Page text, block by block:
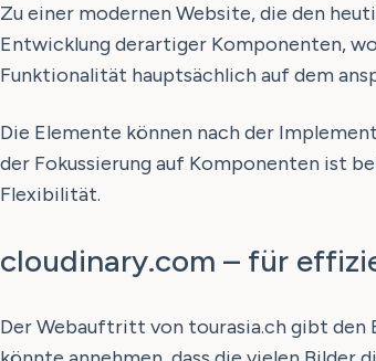
Zu einer modernen Website, die den
Entwicklung derartiger Komponenten,
Funktionalität hauptsächlich auf dem
Die Elemente können nach der
der Fokussierung auf Komponenten ist
Flexibilität.
cloudinary.com – für
Der Webauftritt von tourasia.ch gibt den